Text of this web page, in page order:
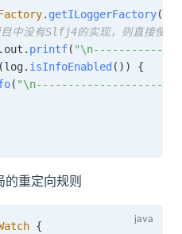
. getILoggerFactory(
中没有Slfj4的实现，则直接使用
. out . printf(
(log. isInfoEnabled ( ) )
{
( "\n---------------------
的重定向规则
{